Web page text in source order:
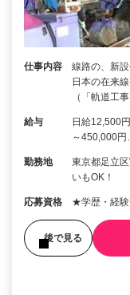
仕事内容
線路の、新
日本の在来
（「軌道工
給与
日給12,500
～450,000
勤務地
東京都足立
いもOK！
応募資格 ★学歴・経験
後で見る